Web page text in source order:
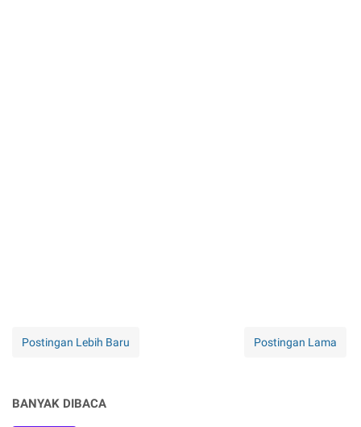
Postingan Lebih Baru Postingan Lama
BANYAK DIBACA